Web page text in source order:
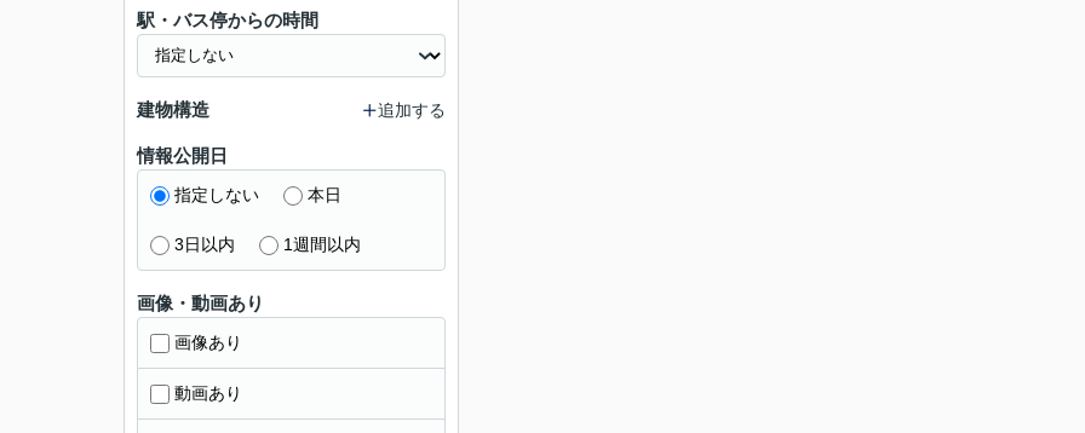
駅・バス停からの時間
建物構造 追加する
情報公開日
指定しない 本日
3日以内 1週間以内
画像・動画あり
画像あり
動画あり